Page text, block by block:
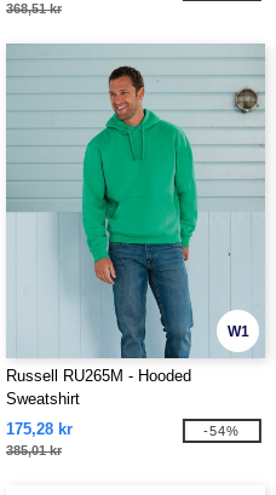
368,51 kr
W1
Russell RU265M - Hooded
Sweatshirt
175,28 kr
385,01 kr
-54%